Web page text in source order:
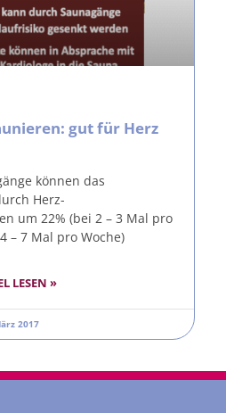
gut für Herz
können das
Herz-
um 22% (bei 2 – 3 Mal pro
– 7 Mal pro Woche)
LESEN »
2017